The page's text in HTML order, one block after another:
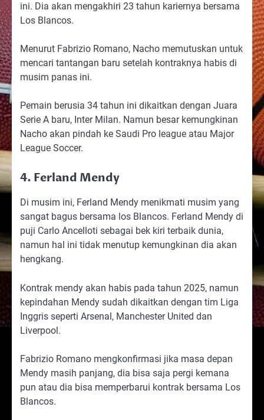
ini. Dia akan mengakhiri 23 tahun kariernya bersama
Los Blancos.
Menurut Fabrizio Romano, Nacho memutuskan untuk
mencari tantangan baru setelah kontraknya habis di
musim panas ini.
Pemain berusia 34 tahun ini dikaitkan dengan Juara
Serie A baru, Inter Milan. Namun besar kemungkinan
Nacho akan pindah ke Saudi Pro league atau Major
League Soccer.
4. Ferland Mendy
Di musim ini, Ferland Mendy menikmati musim yang
sangat bagus bersama los Blancos. Ferland Mendy di
puji Carlo Ancelloti sebagai bek kiri terbaik dunia,
namun hal ini tidak menutup kemungkinan dia akan
hengkang.
Kontrak mendy akan habis pada tahun 2025, namun
kepindahan Mendy sudah dikaitkan dengan tim Liga
Inggris seperti Arsenal, Manchester United dan
Liverpool.
Fabrizio Romano mengkonfirmasi jika masa depan
Mendy masih panjang, dia bisa saja pergi kemana
pun atau dia bisa memperbarui kontrak bersama Los
Blancos.